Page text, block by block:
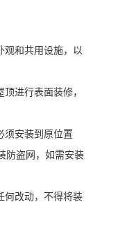
观和共用设施，以
进行表面装修，
须安装到原位置
防盗网，如需安装
何改动，不得将装